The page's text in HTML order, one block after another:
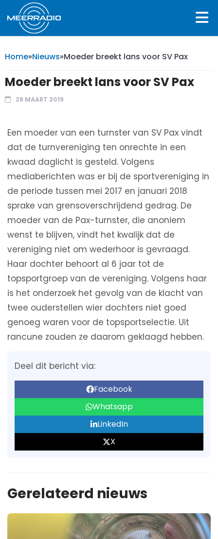
Home»Nieuws»Moeder breekt lans voor SV Pax
Moeder breekt lans voor SV Pax
28 MAART 2019
Een moeder van een turnster van SV Pax vindt
dat de turnvereniging ten onrechte in een
kwaad daglicht is gesteld. Volgens
mediaberichten was er bij de sportvereniging in
de periode tussen mei 2017 en januari 2018
sprake van grensoverschrijdend gedrag. De
moeder van de Pax-turnster, die anoniem
wenst te blijven, vindt het kwalijk dat de
vereniging niet om wederhoor is gevraagd.
Haar dochter behoort al 6 jaar tot de
topsportgroep van de vereniging. Volgens haar
is het onderzoek het gevolg van de klacht van
twee ouderstellen wier dochters niet goed
genoeg waren voor de topsportselectie. Uit
rancune zouden ze daarom geklaagd hebben.
Deel dit bericht via:
Facebook
Whatsapp
LinkedIn
X
Gerelateerd nieuws